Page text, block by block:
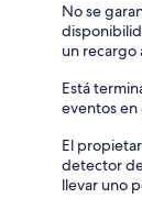
No se
un recargo
Está
eventos en
El
detector
llevar uno